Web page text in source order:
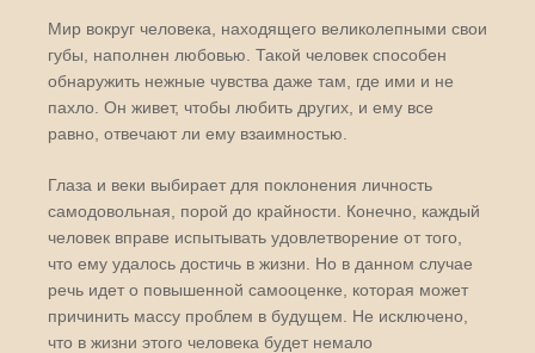
Мир вокруг человека, находящего великолепными свои
губы, наполнен любовью. Такой человек способен
обнаружить нежные чувства даже там, где ими и не
пахло. Он живет, чтобы любить других, и ему все
равно, отвечают ли ему взаимностью.
Глаза и веки выбирает для поклонения личность
самодовольная, порой до крайности. Конечно, каждый
человек вправе испытывать удовлетворение от того,
что ему удалось достичь в жизни. Но в данном случае
речь идет о повышенной самооценке, которая может
причинить массу проблем в будущем. Не исключено,
что в жизни этого человека будет немало